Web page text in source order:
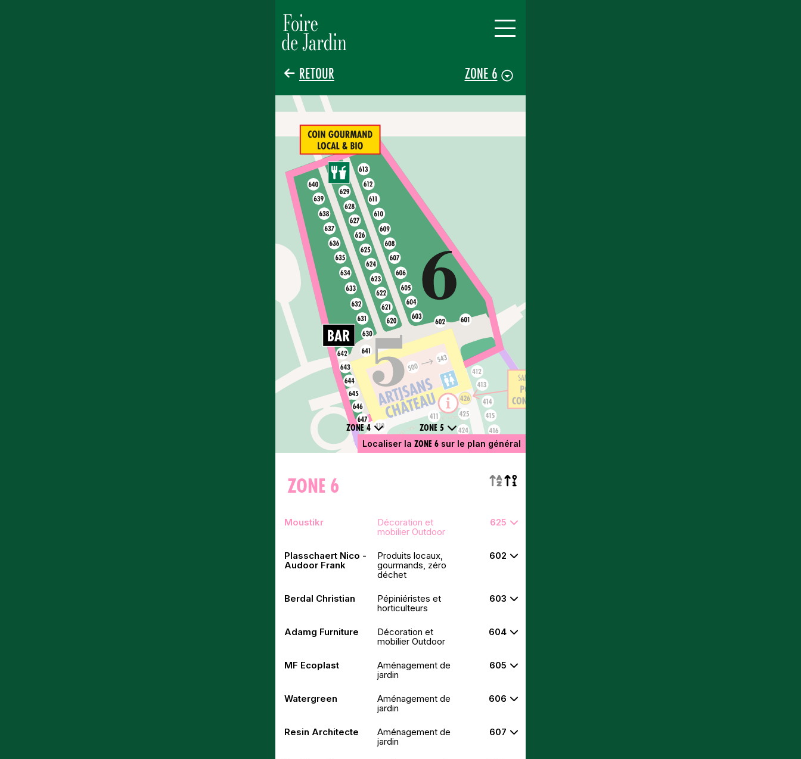
RETOUR ZONE 6
Localiser la ZONE 6sur le plan général
ZONE 4 ZONE 5
ZONE 6
Moustikr
Décoration et
mobilier Outdoor
625
Plasschaert Nico -
Audoor Frank
Produits locaux,
gourmands, zéro
déchet
602
Berdal Christian
Pépiniéristes et
horticulteurs
603
Adamg Furniture
Décoration et
mobilier Outdoor
604
MF Ecoplast
Aménagement de
jardin
605
Watergreen
Aménagement de
jardin
606
Resin Architecte
Aménagement de
jardin
607